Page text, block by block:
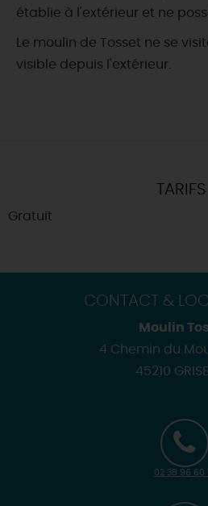
établie à l'extérieur et ne
Le moulin de Tosset ne se
visible depuis l'extérieur.
TARIFS
Gratuit
CONTACT &
Moulin
4 Chemin du
45210
02 38 96 60